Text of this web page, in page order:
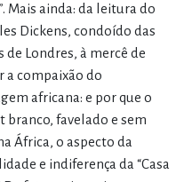
. Mais ainda: da leitura do
Dickens, condoído das
de Londres, à mercê de
a compaixão do
africana: e por que o
branco, favelado e sem
África, o aspecto da
e indiferença da “Casa